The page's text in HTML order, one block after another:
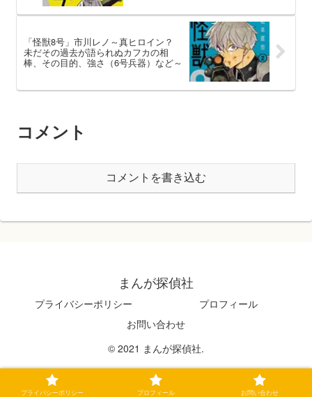
「怪獣8号」市川レノ～真ヒロイン？
未だその過去が語られぬカフカの相
棒、その目的、強さ（6号兵器）など～
コメント
コメントを書き込む
まんが探偵社
プライバシーポリシー
プロフィール
お問い合わせ
© 2021 まんが探偵社.
プライバシーポリシー プロフィール お問い合わせ